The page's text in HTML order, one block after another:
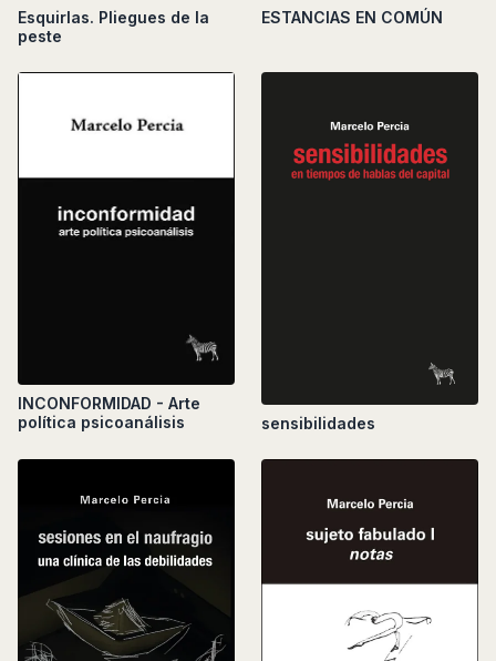
Esquirlas. Pliegues de la
peste
ESTANCIAS EN COMÚN
INCONFORMIDAD - Arte
política psicoanálisis
sensibilidades